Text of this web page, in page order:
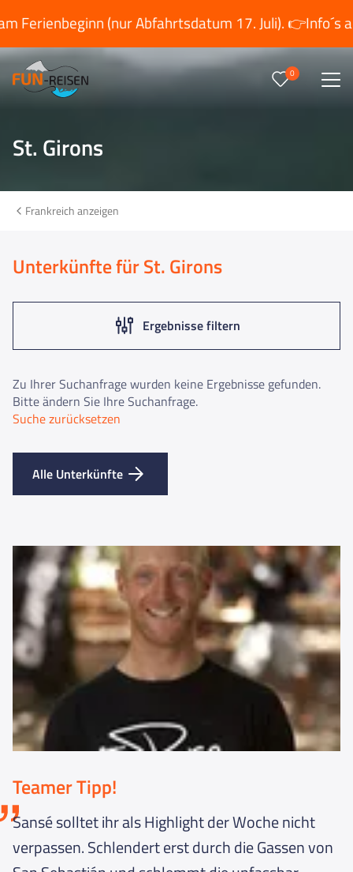
(nur Abfahrtsdatum 17. Juli). 👉Info´s anzeigen
0
0Reise/n auf deiner Merkliste
Keine Reisen auf der Merkliste
St. Girons
Frankreich anzeigen
Unterkünfte für St. Girons
Ergebnisse filtern
Zu Ihrer Suchanfrage wurden keine Ergebnisse gefunden.
Bitte ändern Sie Ihre Suchanfrage.
Suche zurücksetzen
Alle Unterkünfte
Teamer Tipp!
Sansé solltet ihr als Highlight der Woche nicht
verpassen. Schlendert erst durch die Gassen von